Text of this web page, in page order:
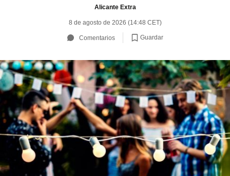
Alicante Extra
8 de agosto de 2026 (14:48 CET)
Comentarios Guardar